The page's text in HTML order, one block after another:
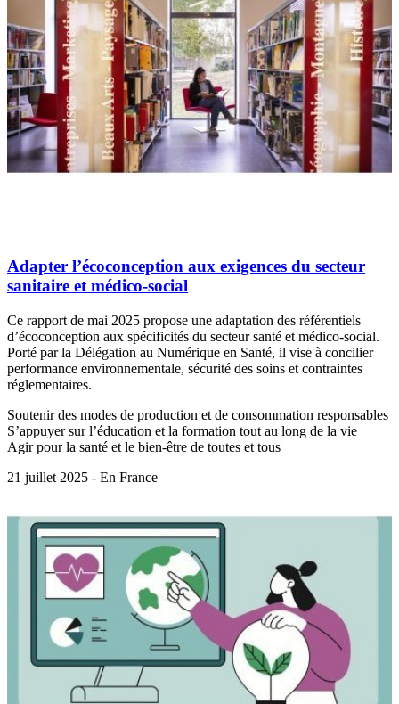
Adapter l’écoconception aux exigences du secteur
sanitaire et médico-social
Ce rapport de mai 2025 propose une adaptation des référentiels
d’écoconception aux spécificités du secteur santé et médico-social.
Porté par la Délégation au Numérique en Santé, il vise à concilier
performance environnementale, sécurité des soins et contraintes
réglementaires.
Soutenir des modes de production et de consommation responsables
S’appuyer sur l’éducation et la formation tout au long de la vie
Agir pour la santé et le bien-être de toutes et tous
21 juillet 2025 - En France